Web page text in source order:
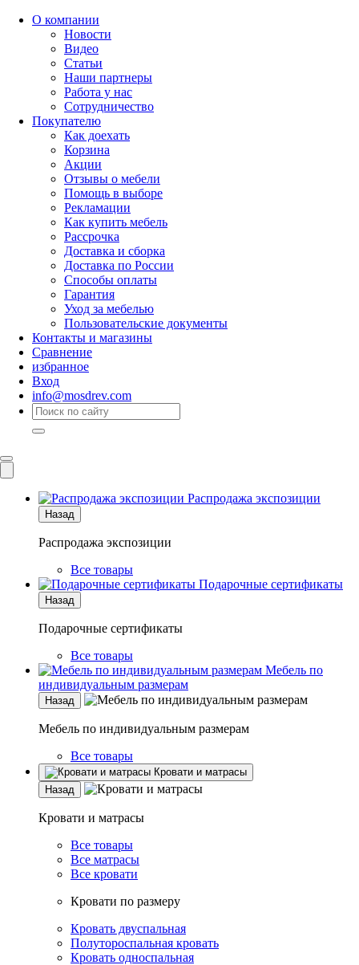
О компании
Новости
Видео
Статьи
Наши партнеры
Работа у нас
Сотрудничество
Покупателю
Как доехать
Корзина
Акции
Отзывы о мебели
Помощь в выборе
Рекламации
Как купить мебель
Рассрочка
Доставка и сборка
Доставка по России
Способы оплаты
Гарантия
Уход за мебелью
Пользовательские документы
Контакты и магазины
Сравнение
избранное
Вход
info@mosdrev.com
Распродажа экспозиции
Назад
Распродажа экспозиции
Все товары
Подарочные сертификаты
Назад
Подарочные сертификаты
Все товары
Мебель по
индивидуальным размерам
Назад
Мебель по индивидуальным размерам
Все товары
Кровати и матрасы
Назад
Кровати и матрасы
Все товары
Все матрасы
Все кровати
Кровати по размеру
Кровать двуспальная
Полутороспальная кровать
Кровать односпальная